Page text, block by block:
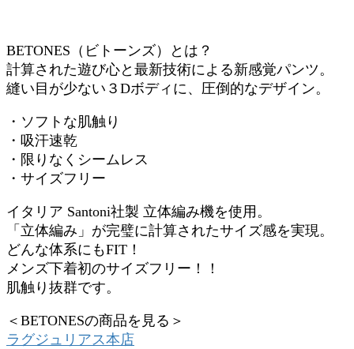
BETONES（ビトーンズ）とは？
計算された遊び心と最新技術による新感覚パンツ。
縫い目が少ない３Dボディに、圧倒的なデザイン。
・ソフトな肌触り
・吸汗速乾
・限りなくシームレス
・サイズフリー
イタリア Santoni社製 立体編み機を使用。
「立体編み」が完璧に計算されたサイズ感を実現。
どんな体系にもFIT！
メンズ下着初のサイズフリー！！
肌触り抜群です。
＜BETONESの商品を見る＞
ラグジュリアス本店